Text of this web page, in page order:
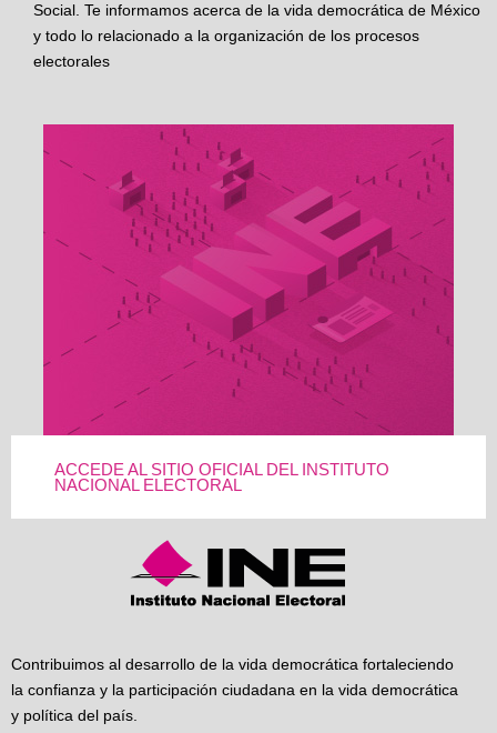
Social. Te informamos acerca de la vida democrática de México
y todo lo relacionado a la organización de los procesos
electorales
ACCEDE AL SITIO OFICIAL DEL INSTITUTO
NACIONAL ELECTORAL
Contribuimos al desarrollo de la vida democrática fortaleciendo
la confianza y la participación ciudadana en la vida democrática
y política del país.